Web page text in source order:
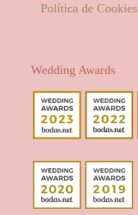
Política de Cookies
Wedding Awards